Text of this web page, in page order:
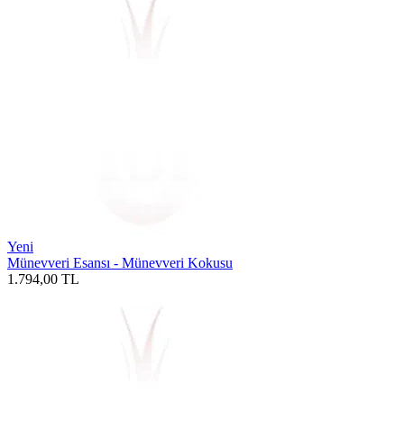
Yeni
Münevveri Esansı - Münevveri Kokusu
1.794,00 TL